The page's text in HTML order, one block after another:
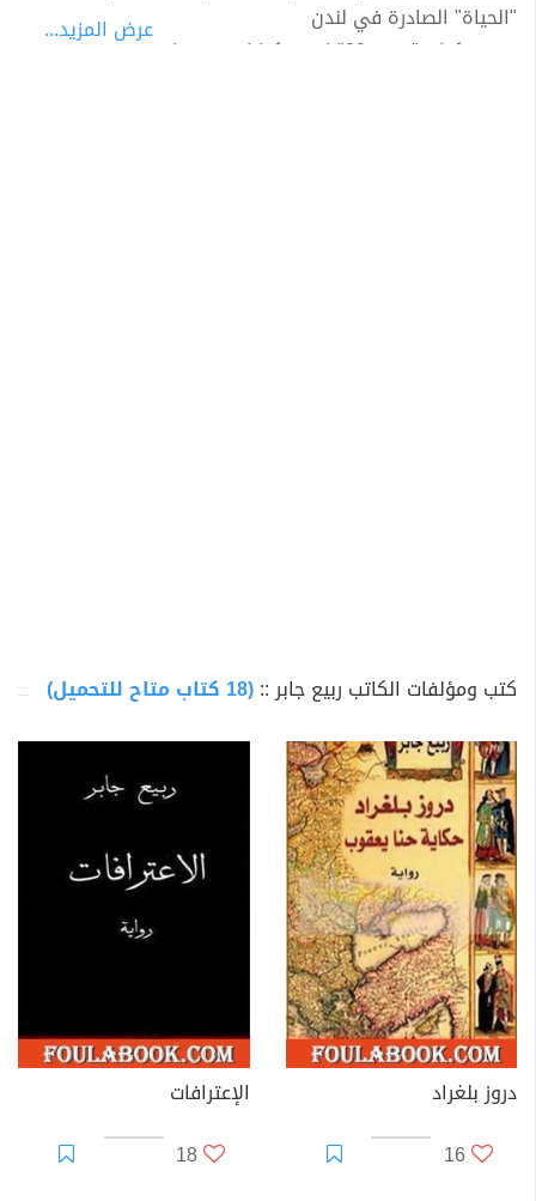
"الحياة" الصادرة في لندن
تضمن كتاب "بيروت39" إحدى كتابات ربيع جابر، وصدر الكتاب
عرض المزيد...
كتب ومؤلفات الكاتب ربيع جابر ::(18 كتاب متاح للتحميل)
دروز بلغراد
16
الإعترافات
18